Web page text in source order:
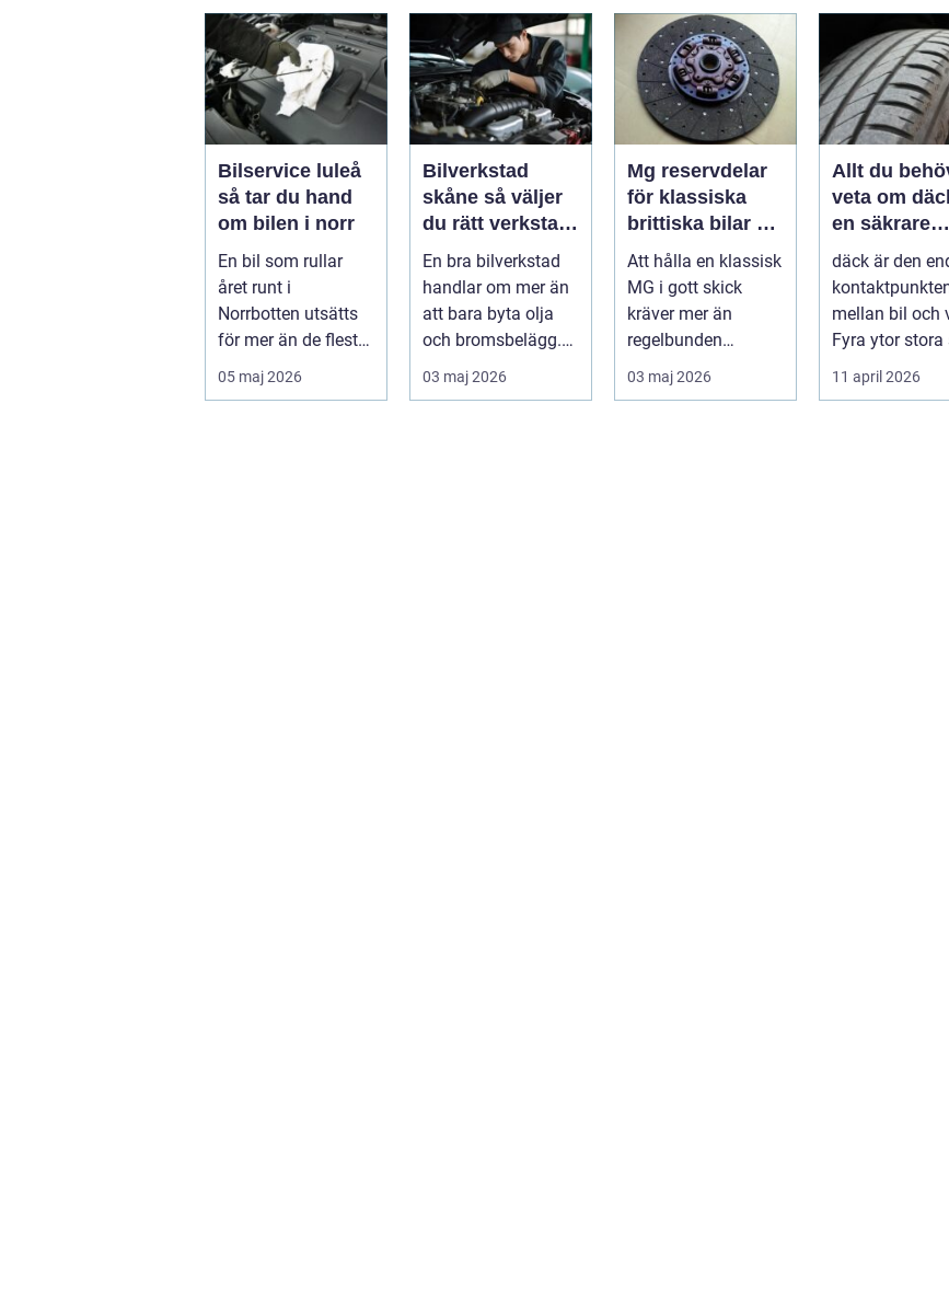
Bilservice luleå
så tar du hand
om bilen i norr
En bil som rullar
året runt i
Norrbotten utsätts
för mer än de flesta
fordon i övriga
landet. Kyla, ...
05 maj 2026
Bilverkstad
skåne så väljer
du rätt verkstad
för din bil
En bra bilverkstad
handlar om mer än
att bara byta olja
och bromsbelägg.
För många är bilen
avgörand...
03 maj 2026
Mg reservdelar
för klassiska
brittiska bilar så
hittar du rätt
delar
Att hålla en klassisk
MG i gott skick
kräver mer än
regelbunden
service. Ägaren
behöver också ha
03 maj 2026
Allt du
veta om
en säkrare
bilresa
däck är den
mellan bil och
Fyra ytor stora
fyra handflator
avgör bromss...
11 april 2026